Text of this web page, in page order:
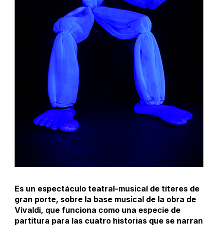
Es un espectáculo teatral-musical de títeres de
gran porte, sobre la base musical de la obra de
Vivaldi, que funciona como una especie de
partitura para las cuatro historias que se narran